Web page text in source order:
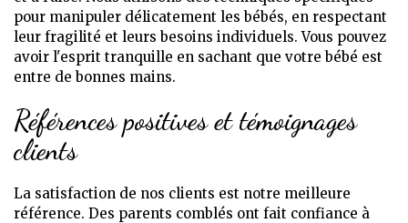
pour manipuler délicatement les bébés, en respectant
leur fragilité et leurs besoins individuels. Vous pouvez
avoir l'esprit tranquille en sachant que votre bébé est
entre de bonnes mains.
Références positives et témoignages
clients
La satisfaction de nos clients est notre meilleure
référence. Des parents comblés ont fait confiance à